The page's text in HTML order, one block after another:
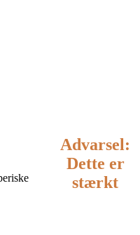
Advarsel:
Dette er
stærkt